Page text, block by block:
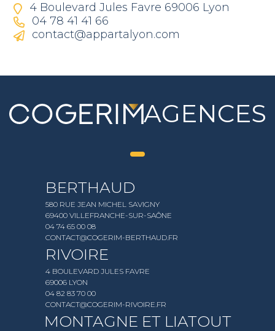
4 Boulevard Jules Favre 69006 Lyon
04 78 41 41 66
contact@appartalyon.com
AGENCES
BERTHAUD
580 RUE JEAN MICHEL SAVIGNY
69400 VILLEFRANCHE-SUR-SAÔNE
04 74 65 00 08
CONTACT@COGERIM-BERTHAUD.FR
RIVOIRE
4 BOULEVARD JULES FAVRE
69006 LYON
04 82 83 70 00
CONTACT@COGERIM-RIVOIRE.FR
MONTAGNE ET LIATOUT